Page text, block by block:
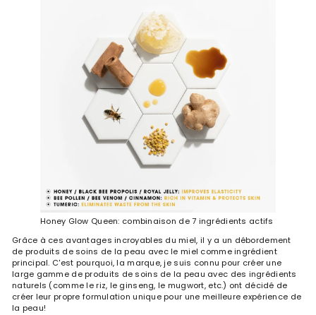
Honey Glow Queen: combinaison de 7 ingrédients actifs
Grâce à ces avantages incroyables du miel, il y a un débordement
de produits de soins de la peau avec le miel comme ingrédient
principal. C'est pourquoi, la marque, je suis connu pour créer une
large gamme de produits de soins de la peau avec des ingrédients
naturels (comme le riz, le ginseng, le mugwort, etc.) ont décidé de
créer leur propre formulation unique pour une meilleure expérience de
la peau!